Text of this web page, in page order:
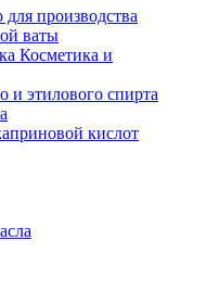
производства
ваты
Косметика и
этилового спирта
кислот